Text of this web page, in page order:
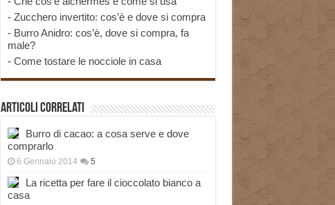
- Zucchero invertito: cos’è e dove si compra
- Burro Anidro: cos’è, dove si compra, fa
male?
- Come tostare le nocciole in casa
Articoli correlati
Burro di cacao: a cosa serve e dove
comprarlo
6 Gennaio 2014 5
La ricetta per fare il cioccolato bianco a
casa